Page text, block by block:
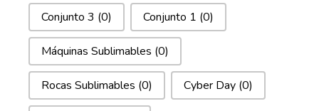
Conjunto 3 (0) Conjunto 1 (0)
Máquinas Sublimables (0)
Rocas Sublimables (0) Cyber Day (0)